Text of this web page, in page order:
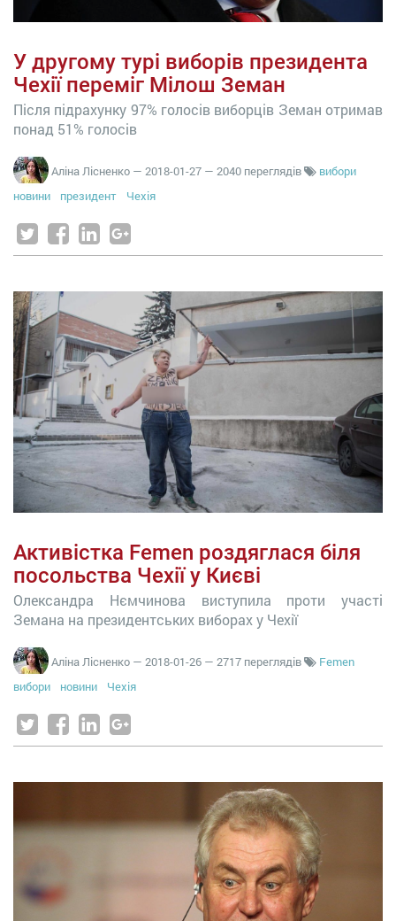
У другому турі виборів президента
Чехії переміг Мілош Земан
Після підрахунку 97% голосів виборців Земан отримав
понад 51% голосів
Аліна Лісненко — 2018-01-27 — 2040 переглядів
вибори
новини
президент Чехія
Активістка Femen роздяглася біля
посольства Чехії у Києві
Олександра Нємчинова виступила проти участі
Земана на президентських виборах у Чехії
Аліна Лісненко — 2018-01-26 — 2717 переглядів
Femen
вибори
новини Чехія